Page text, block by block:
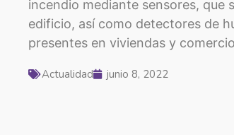
incendio mediante sensores, que
edificio, así como detectores de
presentes en viviendas y
Actualidad junio 8, 2022